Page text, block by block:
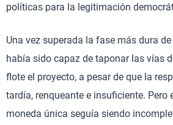
políticas para la legitimación
Una vez superada la fase más dura
había sido capaz de taponar las vías
flote el proyecto, a pesar de que la
tardía, renqueante e insuficiente. Pero
moneda única seguía siendo